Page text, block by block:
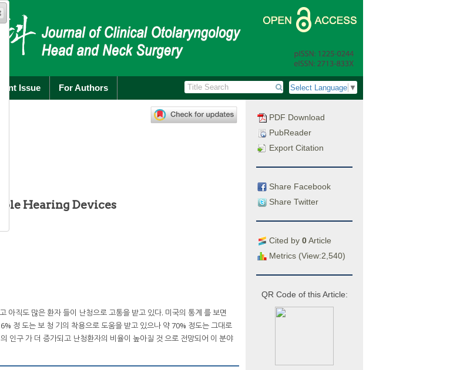
Issue For Authors Select Language ▼
PDF Download
PubReader
Export Citation
Share Facebook
Share Twitter
Cited by 0Article
Metrics (View:2,540)
QR Code of this Article:
Hearing Devices
아직도 많은 환자 들이 난청으로 고통을 받고 있다. 미국의 통계 를 보면
정 도는 보 청 기의 착용으로 도움을 받고 있으나 약 70% 정도는 그대로
인구 가 더 증가되고 난청환자의 비율이 높아질 것 으로 전망되어 이 분야